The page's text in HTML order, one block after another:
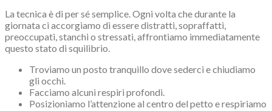
La tecnica è di per sé semplice. Ogni volta che durante la
giornata ci accorgiamo di essere distratti, sopraffatti,
preoccupati, stanchi o stressati, affrontiamo immediatamente
questo stato di squilibrio.
Troviamo un posto tranquillo dove sederci e chiudiamo
gli occhi.
Facciamo alcuni respiri profondi.
Posizioniamo l’attenzione al centro del petto e respiriamo